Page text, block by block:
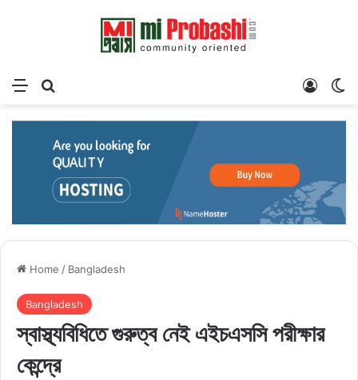
Menu Log In
Home / Bangladesh
Bangladesh
স্বাস্থ্যবিধিতে গুরুত্ব নেই এইচএসসি পরীক্ষার
কেন্দ্রে